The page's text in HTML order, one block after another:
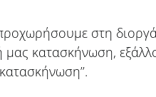
στη
κατασκήνωση,